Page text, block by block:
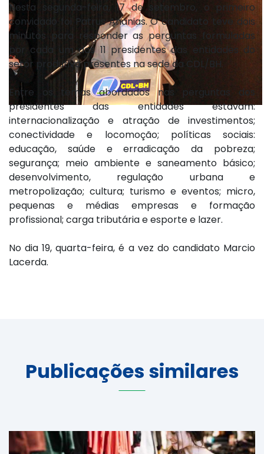
Nesta segunda-feira, 17 de setembro, o primeiro
convidado foi Patrus Ananias. O candidato teve dois
minutos para responder as perguntas formuladas
por cada um dos 11 presidentes das entidades do
setor produtivo presentes na sede da CDL/BH.
Entre os temas abordados nas perguntas dos
presidentes das entidades estavam:
internacionalização e atração de investimentos;
conectividade e locomoção; políticas sociais:
educação, saúde e erradicação da pobreza;
segurança; meio ambiente e saneamento básico;
desenvolvimento, regulação urbana e
metropolização; cultura; turismo e eventos; micro,
pequenas e médias empresas e formação
profissional; carga tributária e esporte e lazer.
No dia 19, quarta-feira, é a vez do candidato Marcio
Lacerda.
Publicações similares